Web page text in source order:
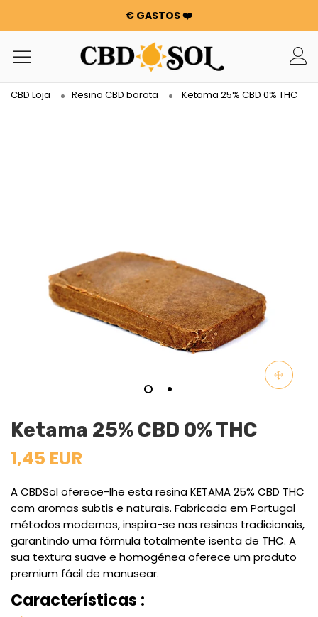
€ GASTOS ❤️
WATERMELON CBD A PARTIR DE 0,30 €/g 🍉 !
OS PEDIDOS SÃO DUPLICADOS ✨
100 G DE FLORES OU RESINAS OFERECIDAS POR CADA 100
€ GASTOS ❤️
WATERMELON CBD A PARTIR DE 0,30 €/g 🍉 !
CBD Loja Resina CBD barata Ketama 25% CBD 0% THC
Ketama 25% CBD 0% THC
1,45 EUR
A CBDSol oferece-lhe esta resina KETAMA 25% CBD THC
com aromas subtis e naturais. Fabricada em Portugal
métodos modernos, inspira-se nas resinas tradicionais,
garantindo uma fórmula totalmente isenta de THC. A
sua textura suave e homogénea oferece um produto
premium fácil de manusear.
Características :